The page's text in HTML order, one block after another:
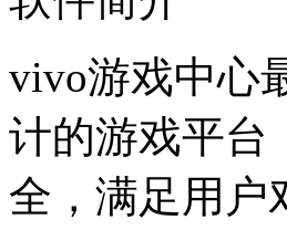
vivo游戏中心
计的游戏平台
全，满足用户